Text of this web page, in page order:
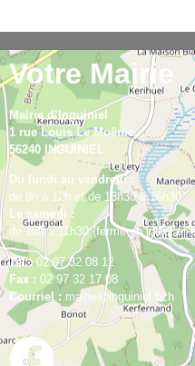
Votre Mairie
Mairie d’Inguiniel
1 rue Louis Le Moënic
56240 INGUINIEL
Du lundi au vendredi :
de 9h à 12h et de 13h30 à 16h30
Le samedi :
de 10h à 11h30 (fermé en juillet et
Tel :02 97 32 08 12
Fax : 02 97 32 17 08
Courriel :mairie@inguiniel.bzh